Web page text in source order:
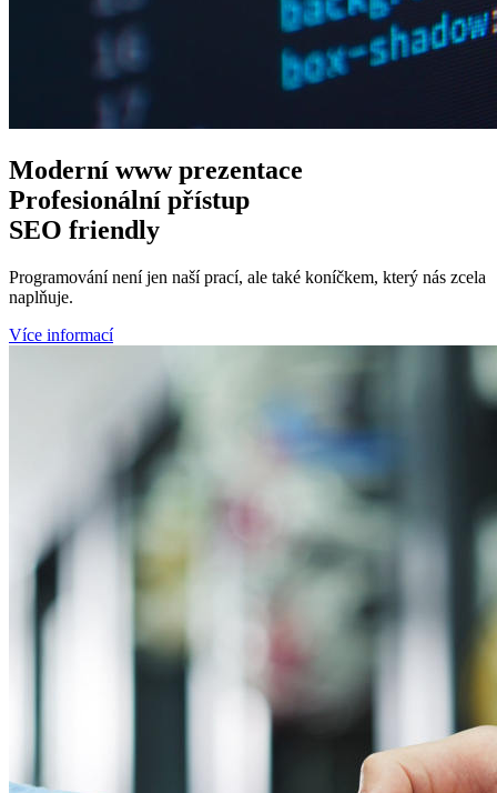
Moderní wwwprezentace
Profesionálnípřístup
SEOfriendly
Programování není jen naší prací, ale také koníčkem, který nás zcela
naplňuje.
Více informací